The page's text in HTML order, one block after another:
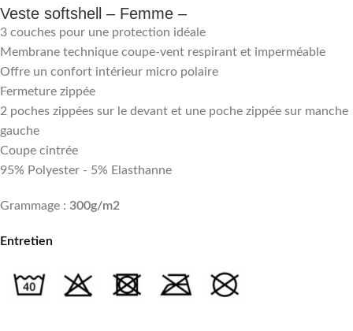
Veste softshell – Femme –
3 couches pour une protection idéale
Membrane technique coupe-vent respirant et imperméable
Offre un confort intérieur micro polaire
Fermeture zippée
2 poches zippées sur le devant et une poche zippée sur manche
gauche
Coupe cintrée
95% Polyester - 5% Elasthanne
Grammage : 300g/m2
Entretien